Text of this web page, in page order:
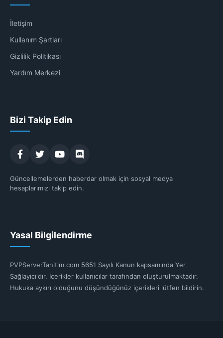
İletişim
Kullanım Şartları
Gizlilik Politikası
Yardım Merkezi
Bizi Takip Edin
Güncellemelerden haberdar olmak için sosyal medya
hesaplarımızı takip edin.
Yasal Bilgilendirme
PVPServerTanitim.com 5651 Sayılı Kanun kapsamında Yer
Sağlayıcı'dır. İçerikler kullanıcılar tarafından oluşturulmaktadır.
Hukuka aykırı olduğunu düşündüğünüz içerikleri lütfen bildirin.